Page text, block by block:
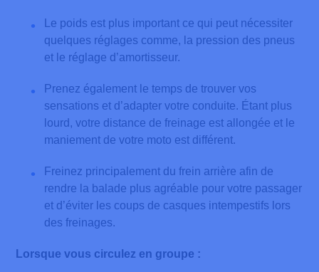
Le poids est plus important ce qui peut nécessiter
quelques réglages comme, la pression des pneus
et le réglage d’amortisseur.
Prenez également le temps de trouver vos
sensations et d’adapter votre conduite. Étant plus
lourd, votre distance de freinage est allongée et le
maniement de votre moto est différent.
Freinez principalement du frein arrière afin de
rendre la balade plus agréable pour votre passager
et d’éviter les coups de casques intempestifs lors
des freinages.
Lorsque vous circulez en groupe :